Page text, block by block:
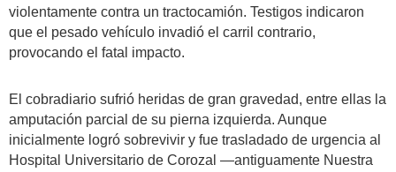
violentamente contra un tractocamión. Testigos indicaron
que el pesado vehículo invadió el carril contrario,
provocando el fatal impacto.
El cobradiario sufrió heridas de gran gravedad, entre ellas la
amputación parcial de su pierna izquierda. Aunque
inicialmente logró sobrevivir y fue trasladado de urgencia al
Hospital Universitario de Corozal —antiguamente Nuestra